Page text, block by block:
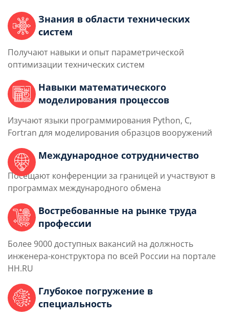
Знания в области технических
систем
Получают навыки и опыт параметрической
оптимизации технических систем
Навыки математического
моделирования процессов
Изучают языки программирования Python, C,
Fortran для моделирования образцов вооружений
Международное сотрудничество
Посещают конференции за границей и участвуют в
программах международного обмена
Востребованные на рынке труда
профессии
Более 9000 доступных вакансий на должность
инженера-конструктора по всей России на портале
HH.RU
Глубокое погружение в
специальность